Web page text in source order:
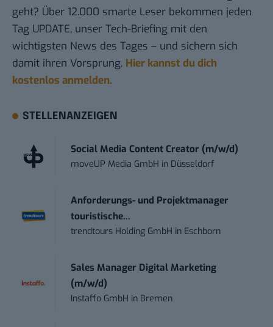
geht? Über 12.000 smarte Leser bekommen jeden
Tag UPDATE, unser Tech-Briefing mit den
wichtigsten News des Tages – und sichern sich
damit ihren Vorsprung. Hier kannst du dich
kostenlos anmelden.
STELLENANZEIGEN
Social Media Content Creator (m/w/d)
moveUP Media GmbH in Düsseldorf
Anforderungs- und Projektmanager
touristische...
trendtours Holding GmbH in Eschborn
Sales Manager Digital Marketing
(m/w/d)
Instaffo GmbH in Bremen